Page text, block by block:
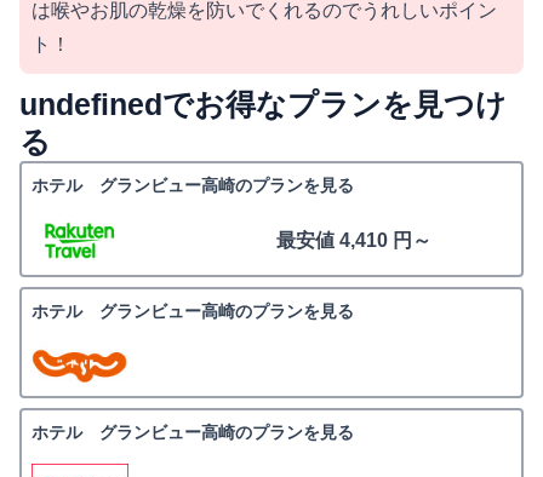
は喉やお肌の乾燥を防いでくれるのでうれしいポイン
ト！
undefinedでお得なプランを見つけ
る
ホテル グランビュー高崎のプランを見る
最安値 4,410 円～
ホテル グランビュー高崎のプランを見る
ホテル グランビュー高崎のプランを見る